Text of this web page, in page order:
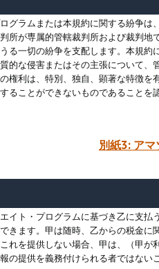
グラムまたは本規約に関する紛争
所が専属的管轄裁判所および裁判
る一切の紛争を支配します。本規
的な侵害またはその主張について
権利は、特別、独自、顕著な特徴
ることができないものであることを
別紙3: ア
イト・プログラムに基づき乙に支
きます。甲は随時、乙からの税金
れを提供しない場合、甲は、（甲
の提供を義務付けられる者ではな